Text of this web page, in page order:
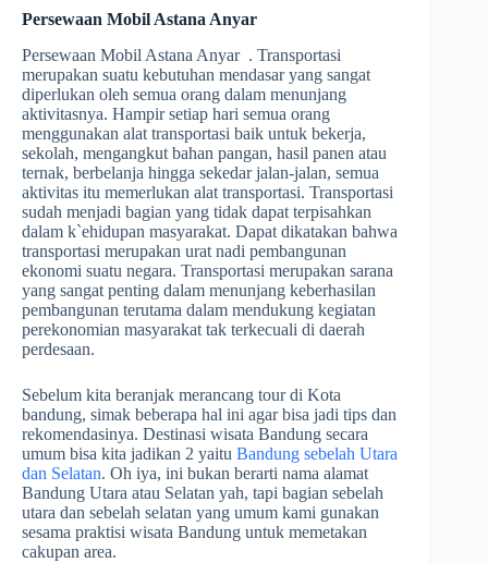
Persewaan Mobil Astana Anyar
Persewaan Mobil Astana Anyar . Transportasi
merupakan suatu kebutuhan mendasar yang sangat
diperlukan oleh semua orang dalam menunjang
aktivitasnya. Hampir setiap hari semua orang
menggunakan alat transportasi baik untuk bekerja,
sekolah, mengangkut bahan pangan, hasil panen atau
ternak, berbelanja hingga sekedar jalan-jalan, semua
aktivitas itu memerlukan alat transportasi. Transportasi
sudah menjadi bagian yang tidak dapat terpisahkan
dalam k`ehidupan masyarakat. Dapat dikatakan bahwa
transportasi merupakan urat nadi pembangunan
ekonomi suatu negara. Transportasi merupakan sarana
yang sangat penting dalam menunjang keberhasilan
pembangunan terutama dalam mendukung kegiatan
perekonomian masyarakat tak terkecuali di daerah
perdesaan.
Sebelum kita beranjak merancang tour di Kota
bandung, simak beberapa hal ini agar bisa jadi tips dan
rekomendasinya. Destinasi wisata Bandung secara
umum bisa kita jadikan 2 yaitu Bandung sebelah Utara
dan Selatan. Oh iya, ini bukan berarti nama alamat
Bandung Utara atau Selatan yah, tapi bagian sebelah
utara dan sebelah selatan yang umum kami gunakan
sesama praktisi wisata Bandung untuk memetakan
cakupan area.